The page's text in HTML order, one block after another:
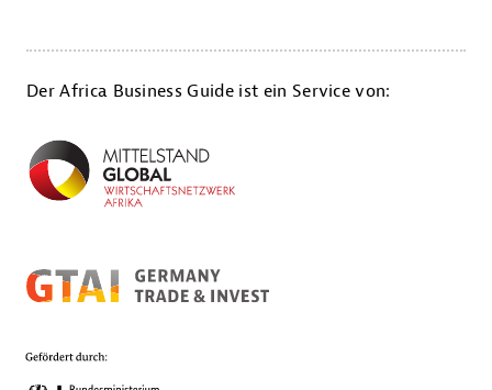
Der Africa Business Guide ist ein Service von: